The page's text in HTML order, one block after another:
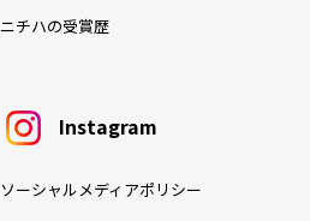
ニチハの受賞歴
Instagram
ソーシャルメディアポリシー